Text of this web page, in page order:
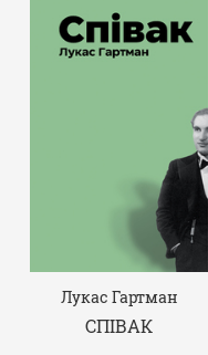
Лукас Гартман
СПІВАК